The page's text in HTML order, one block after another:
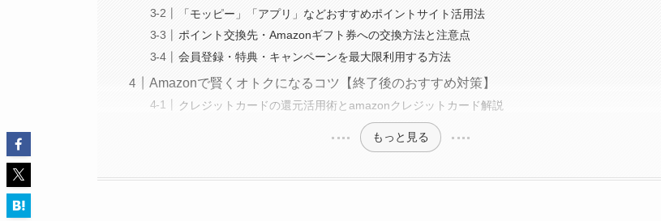
「モッピー」「アプリ」などおすすめポイントサイト活用法
ポイント交換先・Amazonギフト券への交換方法と注意点
会員登録・特典・キャンペーンを最大限利用する方法
Amazonで賢くオトクになるコツ【終了後のおすすめ対策】
クレジットカードの還元活用術とamazonクレジットカード解説
もっと見る